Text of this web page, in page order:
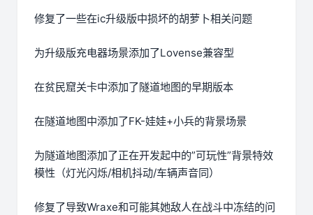
修复了一些在ic升级版中损坏的胡萝卜相关问题
为升级版充电器场景添加了Lovense兼容型
在贫民窟关卡中添加了隧道地图的早期版本
在隧道地图中添加了FK-娃娃+小兵的背景场景
为隧道地图添加了正在开发起中的”可玩性”背景特效
模性（灯光闪烁/相机抖动/车辆声音同）
修复了导致Wraxe和可能其她敌人在战斗中冻结的问